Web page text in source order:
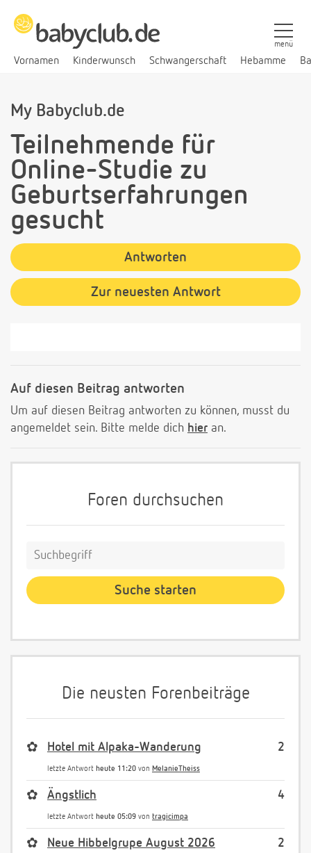
Vornamen Kinderwunsch Schwangerschaft Hebamme
menü
My Babyclub.de
Teilnehmende für
Online-Studie zu
Geburtserfahrungen
gesucht
Antworten
Zur neuesten Antwort
Auf diesen Beitrag antworten
Um auf diesen Beitrag antworten zu können, musst du
angemeldet sein. Bitte melde dich hier an.
Foren durchsuchen
Die neusten Forenbeiträge
2
✿ Hotel mit Alpaka-Wanderung
letzte Antwort heute 11:20 von MelanieTheiss
4
✿ Ängstlich
letzte Antwort heute 05:09 von tragicimpa
2
✿ Neue Hibbelgrupe August 2026